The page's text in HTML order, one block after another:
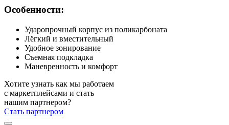
Особенности:
Ударопрочный корпус из поликарбоната
Лёгкий и вместительный
Удобное зонирование
Съемная подкладка
Маневренность и комфорт
Хотите узнать как мы работаем
с маркетплейсами и стать
нашим партнером?
Стать партнером